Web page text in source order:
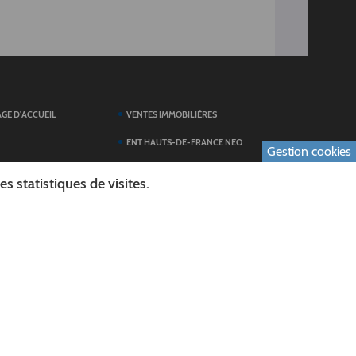
D'ACCUEIL VENTES IMMOBILIÈRES
ENT HAUTS-DE-FRANCE NEO
Gestion cookies
statistiques de visites.